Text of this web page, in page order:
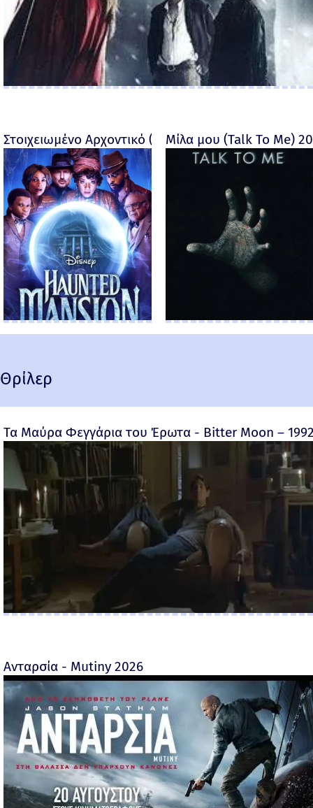
Στοιχειωμένο Αρχοντικό (Haunted Mansion) - 2023
Μίλα μου (Talk To Me)
Θρίλερ
Τα Μαύρα Φεγγάρια του Έρωτα - Bitter Moon –
Ανταρσία - Mutiny 2026